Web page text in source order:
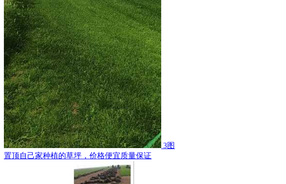
3图
置顶自己家种植的草坪，价格便宜质量保证